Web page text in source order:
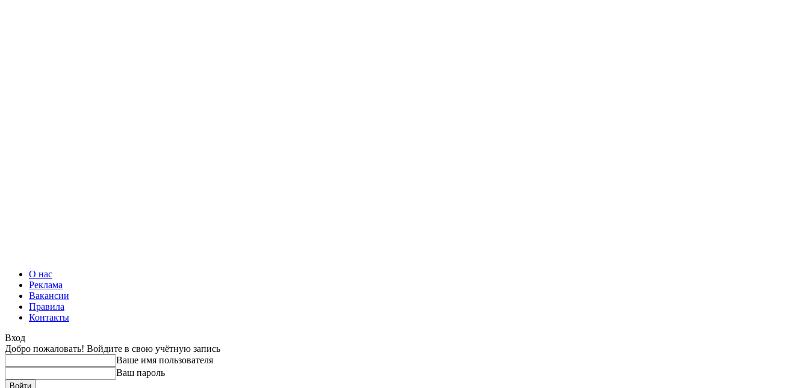
О нас
Реклама
Вакансии
Правила
Контакты
Вход
Добро пожаловать! Войдите в свою учётную запись
Ваше имя пользователя
Ваш пароль